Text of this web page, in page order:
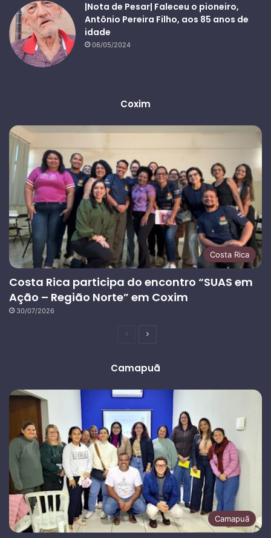
|Nota de Pesar| Faleceu o pioneiro,
Antônio Pereira Filho, aos 85 anos de
idade
06/05/2024
Coxim
Costa Rica
Costa Rica participa do encontro “SUAS em
Ação – Região Norte” em Coxim
30/07/2026
PáginaPróxima
Camapuã
Camapuã